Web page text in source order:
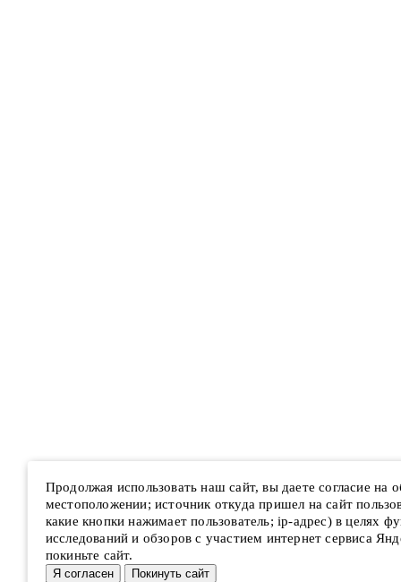
Продолжая использовать наш сайт, вы даете согласие на
местоположении; источник откуда пришел на сайт
какие кнопки нажимает пользователь; ip-адрес) в целях
исследований и обзоров с участием интернет сервиса
покиньте сайт.
Я согласен Покинуть сайт